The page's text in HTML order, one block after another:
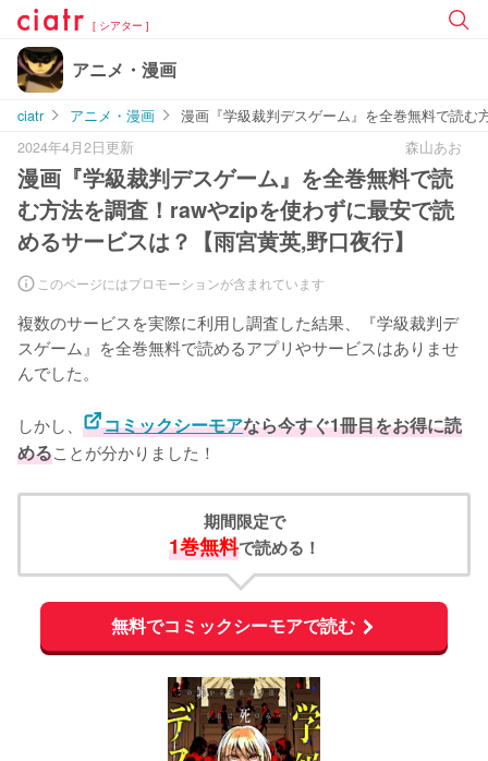
[ シアター ]
アニメ・漫画
ciatr アニメ・漫画
漫画『学級裁判デスゲーム』を全巻無料で読む
2024年4月2日更新
森山あお
漫画『学級裁判デスゲーム』を全巻無料で読
む方法を調査！rawやzipを使わずに最安で読
めるサービスは？【雨宮黄英,野口夜行】
このページにはプロモーションが含まれています
複数のサービスを実際に利用し調査した結果、『学級裁判デ
スゲーム』を全巻無料で読めるアプリやサービスはありませ
んでした。
しかし、 コミックシーモアなら今すぐ1冊目をお得に読
めることが分かりました！
期間限定で
1巻無料で読める！
無料でコミックシーモアで読む